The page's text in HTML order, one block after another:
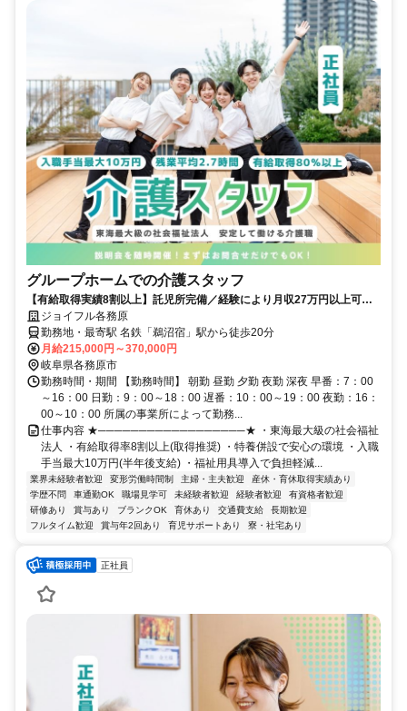
グループホームでの介護スタッフ
【有給取得実績8割以上】託児所完備／経験により月収27万円以上可能
／東海最大級の社会福祉法人
ジョイフル各務原
勤務地・最寄駅 名鉄「鵜沼宿」駅から徒歩20分
月給215,000円～370,000円
岐阜県各務原市
勤務時間・期間 【勤務時間】 朝勤 昼勤 夕勤 夜勤 深夜 早番：7：00
～16：00 日勤：9：00～18：00 遅番：10：00～19：00 夜勤：16：
00～10：00 所属の事業所によって勤務...
仕事内容 ★──────────────────★ ・東海最大級の社会福祉
法人 ・有給取得率8割以上(取得推奨) ・特養併設で安心の環境 ・入職
手当最大10万円(半年後支給) ・福祉用具導入で負担軽減...
業界未経験者歓迎 変形労働時間制 主婦・主夫歓迎
産休・育休取得実績あり
学歴不問
車通勤OK 職場見学可 未経験者歓迎 経験者歓迎
有資格者歓迎
研修あり
賞与あり ブランクOK 育休あり 交通費支給
長期歓迎
フルタイム歓迎
賞与年2回あり 育児サポートあり 寮・社宅あり
正社員